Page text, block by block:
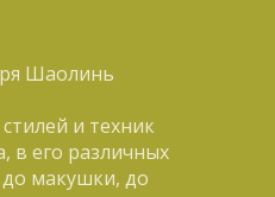
Шаолинь
и техник
в его различных
макушки, до